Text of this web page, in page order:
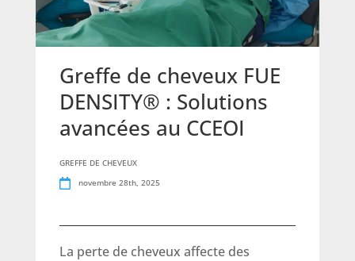
Greffe de cheveux FUE
DENSITY® : Solutions
avancées au CCEOI
GREFFE DE CHEVEUX
novembre 28th, 2025
La perte de cheveux affecte des